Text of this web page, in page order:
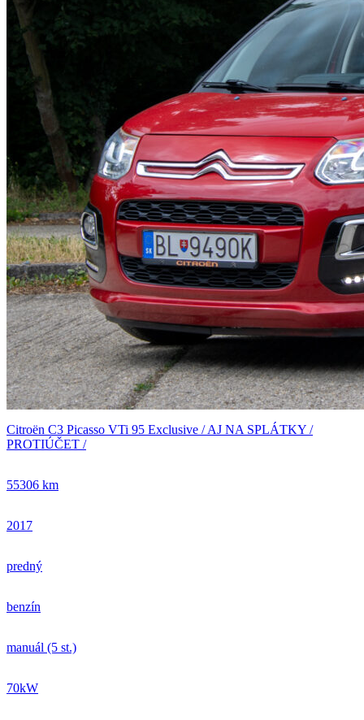
Citroën C3 Picasso VTi 95 Exclusive / AJ NA SPLÁTKY /
PROTIÚČET /
55306 km
2017
predný
benzín
manuál (5 st.)
70kW